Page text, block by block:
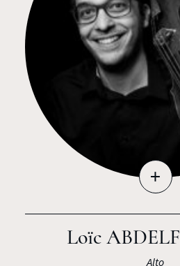
+
Loïc
Alto